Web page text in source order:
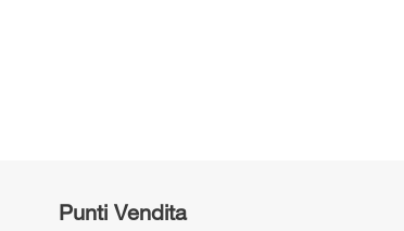
Punti Vendita